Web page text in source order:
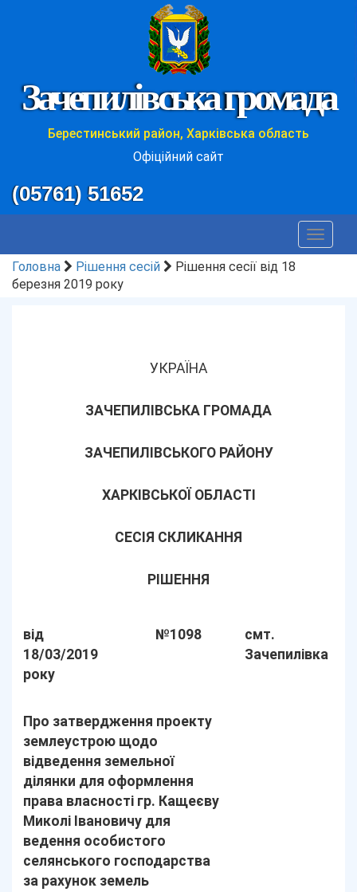
Зачепилівська громада
Берестинський район, Харківська область
Офіційний сайт
(05761) 51652
Toggle
Головна
Рішення сесій
Рішення сесії від 18
березня 2019 року
УКРАЇНА
ЗАЧЕПИЛІВСЬКА ГРОМАДА
ЗАЧЕПИЛІВСЬКОГО РАЙОНУ
ХАРКІВСЬКОЇ ОБЛАСТІ
СЕСІЯ СКЛИКАННЯ
РІШЕННЯ
від
18/03/2019
року
№1098
смт.
Зачепилівка
Про затвердження проекту
землеустрою щодо
відведення земельної
ділянки для оформлення
права власності гр. Кащеєву
Миколі Івановичу для
ведення особистого
селянського господарства
за рахунок земель